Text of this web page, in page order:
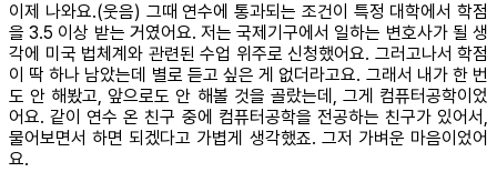
이제 나와요.(웃음) 그때 연수에 통과되는 조건이 특정 대학에서 학점
을 3.5 이상 받는 거였어요. 저는 국제기구에서 일하는 변호사가 될 생
각에 미국 법체계와 관련된 수업 위주로 신청했어요. 그러고나서 학점
이 딱 하나 남았는데 별로 듣고 싶은 게 없더라고요. 그래서 내가 한 번
도 안 해봤고, 앞으로도 안 해볼 것을 골랐는데, 그게 컴퓨터공학이었
어요. 같이 연수 온 친구 중에 컴퓨터공학을 전공하는 친구가 있어서,
물어보면서 하면 되겠다고 가볍게 생각했죠. 그저 가벼운 마음이었어
요.